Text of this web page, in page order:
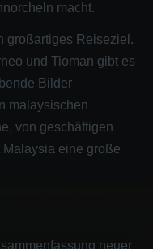
macht.
großartiges Reiseziel.
und Tioman gibt es
Bilder
malaysischen
von geschäftigen
eine große
neuer